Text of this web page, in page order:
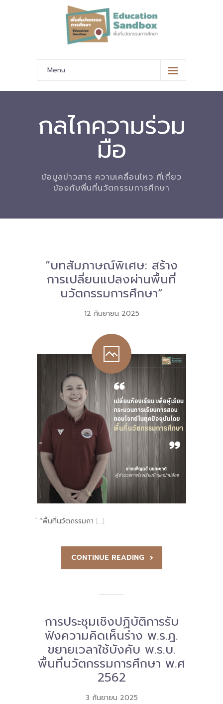
Menu
หน้าหลัก
-- มาตรฐานข้อมูลและมาตรฐานการแลกเปลี่ยนข้อมูล
-- สถานศึกษานำร่อง
-- EdusandboxGM
-- ปฏิทินการขับเคลื่อนพื้นที่นวัตกรรมการศึกษา
-- หนังสือและเอกสาร
-- กฎหมาย
---- เจตนารมณ์ของ พ.ร.บ.
---- พ.ร.ฎ. ขยายเวลาใช้บังคับ พ.ร.บ.พื้นที่นวัตกรรมการ
ศึกษา พ.ศ. 252 พ.ศ. 2569
---- รายงานการประเมินผลสัมฤทธิ์ พ.ร.บ.พื้นที่นวัตกรรม
การศึกษา พ.ศ. 2562
---- รับฟังความคิดเห็นร่าง พ.ร.ฎ. ฯ
---- รายงานการวิเคราะห์ผลกระทบที่อาจเกิดขึ้นจากกฎ
หมายฯ
-- รายงานคณะผู้ประเมินอิสระ
---- รอบประเมิน (พ.ศ. 2562-2564)
-- รายงานประจำปี
---- ปีการศึกษา 2564
---- ปีการศึกษา 2567
เกี่ยวกับเรา
-- รู้จัก พื้นที่นวัตกรรมการศึกษา
-- คณะกรรมการนโยบายพื้นที่นวัตกรรมการศึกษา
กลไกความร่วม
มือ
ข้อมูลข่าวสาร ความเคลื่อนไหว ที่เกี่ยว
ข้องกับพื่นที่นวัตกรรมการศึกษา
“บทสัมภาษณ์พิเศษ: สร้าง
การเปลี่ยนแปลงผ่านพื้นที่
นวัตกรรมการศึกษา”
12 กันยายน 2025
่ “พื้นที่นวัตกรรมกา […]
CONTINUE READING
การประชุมเชิงปฏิบัติการรับ
ฟังความคิดเห็นร่าง พ.ร.ฎ.
ขยายเวลาใช้บังคับ พ.ร.บ.
พื้นที่นวัตกรรมการศึกษา พ.ศ
2562
3 กันยายน 2025